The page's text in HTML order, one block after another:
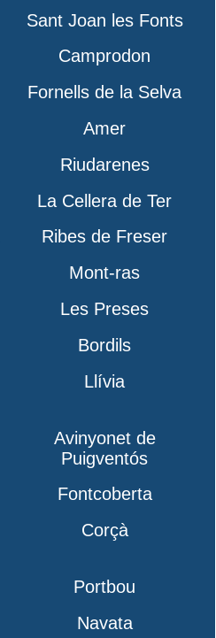
Sant Joan les Fonts
Camprodon
Fornells de la Selva
Amer
Riudarenes
La Cellera de Ter
Ribes de Freser
Mont-ras
Les Preses
Bordils
Llívia
Avinyonet de
Puigventós
Fontcoberta
Corçà
Portbou
Navata